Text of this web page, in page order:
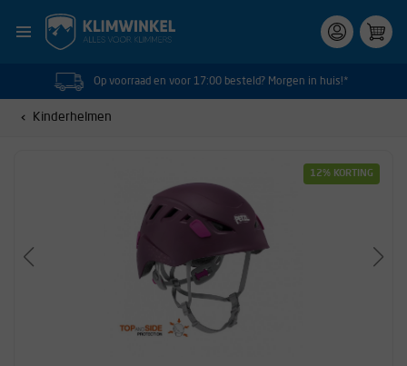
Op voorraad en voor 17:00 besteld? Morgen in huis!*
Kinderhelmen
12% KORTING